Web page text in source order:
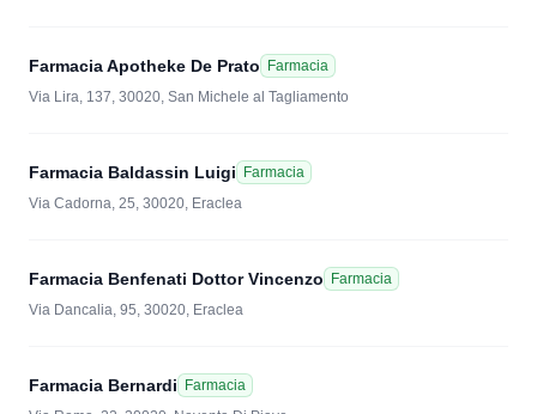
Farmacia Apotheke De Prato
Farmacia
Via Lira, 137, 30020, San Michele al Tagliamento
Farmacia Baldassin Luigi
Farmacia
Via Cadorna, 25, 30020, Eraclea
Farmacia Benfenati Dottor Vincenzo
Farmacia
Via Dancalia, 95, 30020, Eraclea
Farmacia Bernardi
Farmacia